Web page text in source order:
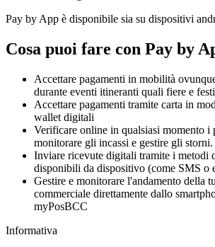
Pay by App è disponibile sia su dispositivi
Cosa puoi fare con Pay by
Accettare pagamenti in mobilità
durante eventi itineranti quali fiere e
Accettare pagamenti tramite carta in
wallet digitali
Verificare online in qualsiasi momento i
monitorare gli incassi e gestire gli storni.
Inviare ricevute digitali tramite i metodi
disponibili da dispositivo (come SMS o
Gestire e monitorare l'andamento della
commerciale direttamente dallo
myPosBCC
Informativa